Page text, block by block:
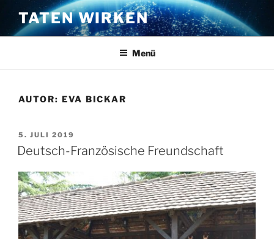
Inhalt
springen
TATEN WIRKEN
Menü
AUTOR: EVA BICKAR
VERÖFFENTLICHT
AM
5. JULI 2019
Deutsch-Französische Freundschaft